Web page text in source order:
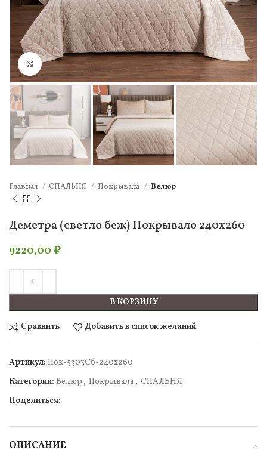
Нажмите, чтобы увеличить
Главная СПАЛЬНЯ Покрывала Велюр
Деметра (светло беж) Покрывало 240х260
9220,00 ₽
В КОРЗИНУ
Сравнить Добавить в список желаний
Артикул: Пок-5303Сб-240х260
Категории: Велюр , Покрывала , СПАЛЬНЯ
Поделиться:
ОПИСАНИЕ